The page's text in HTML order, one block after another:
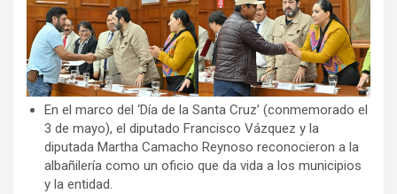
En el marco del ‘Día de la Santa Cruz’ (conmemorado el
3 de mayo), el diputado Francisco Vázquez y la
diputada Martha Camacho Reynoso reconocieron a la
albañilería como un oficio que da vida a los municipios
y la entidad.